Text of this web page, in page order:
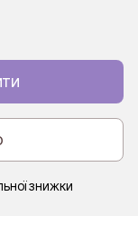
знижки